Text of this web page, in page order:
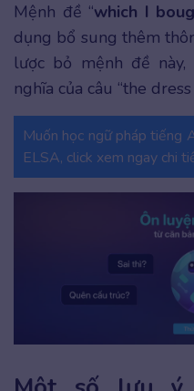
Mệnh đề “which I
dụng bổ sung thêm
lược bỏ mệnh đề
nghĩa của câu “the
Muốn học ngữ pháp tiếng
ELSA, click xem ngay chi